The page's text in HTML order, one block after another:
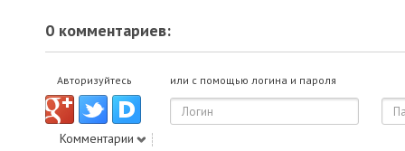
0 комментариев:
Авторизуйтесь или с помощью логина и пароля
Комментарии